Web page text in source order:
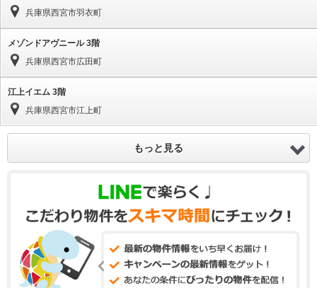
兵庫県西宮市羽衣町
メゾンドアヴニール 3階
兵庫県西宮市広田町
江上イエム 3階
兵庫県西宮市江上町
もっと見る